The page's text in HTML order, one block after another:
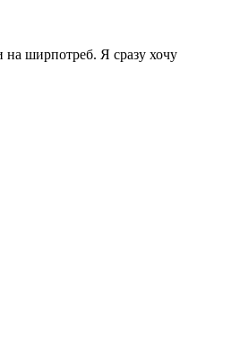
на ширпотреб. Я сразу хочу